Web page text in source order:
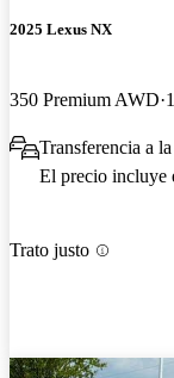
2025 Lexus NX
350 Premium AWD
Transferencia a
El precio incluye
Trato justo